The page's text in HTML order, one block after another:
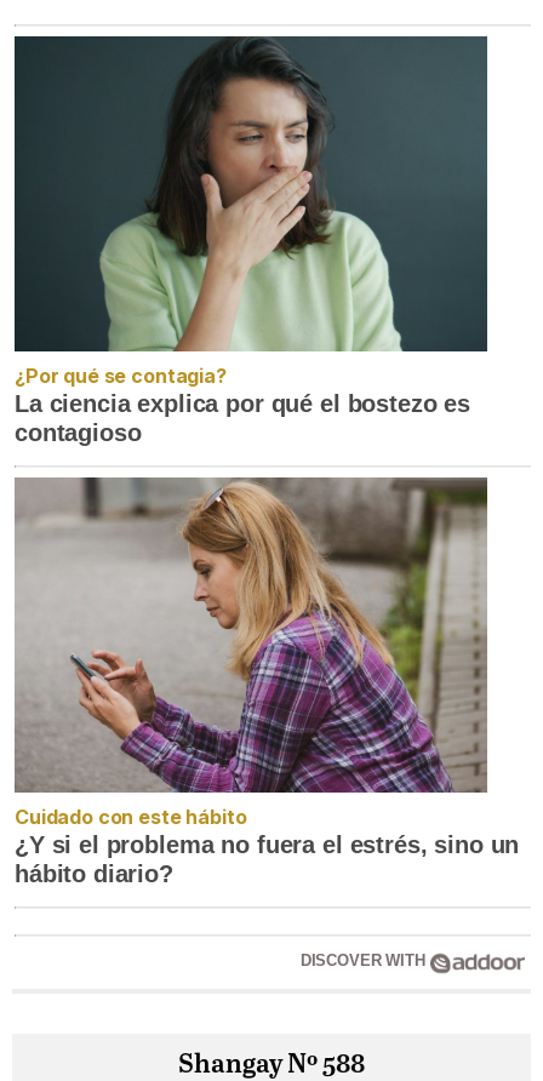
¿Por qué se contagia?
La ciencia explica por qué el bostezo es
contagioso
Cuidado con este hábito
¿Y si el problema no fuera el estrés, sino un
hábito diario?
DISCOVER WITH
Shangay Nº 588